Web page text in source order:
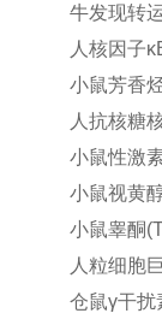
牛发现转
人核因子
小鼠芳香
人抗核糖
小鼠性激
小鼠视黄
小鼠睾酮
人粒细胞
仓鼠γ干